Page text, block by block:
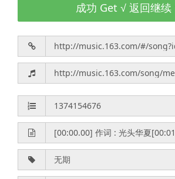
成功 Get √ 返回继续